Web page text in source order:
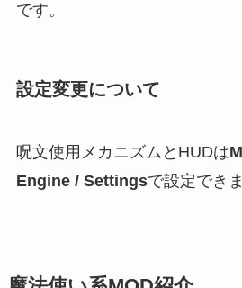
です。
設定変更について
呪文使用メカニズムとHUDは
Engine / Settingsで設定できま